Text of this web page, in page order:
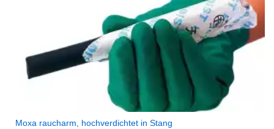
Moxa raucharm, hochverdichtet in Stang